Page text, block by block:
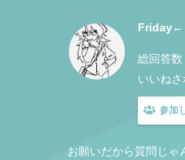
Friday←
総回答数
いいねさ
参加
お願いだから質問じ